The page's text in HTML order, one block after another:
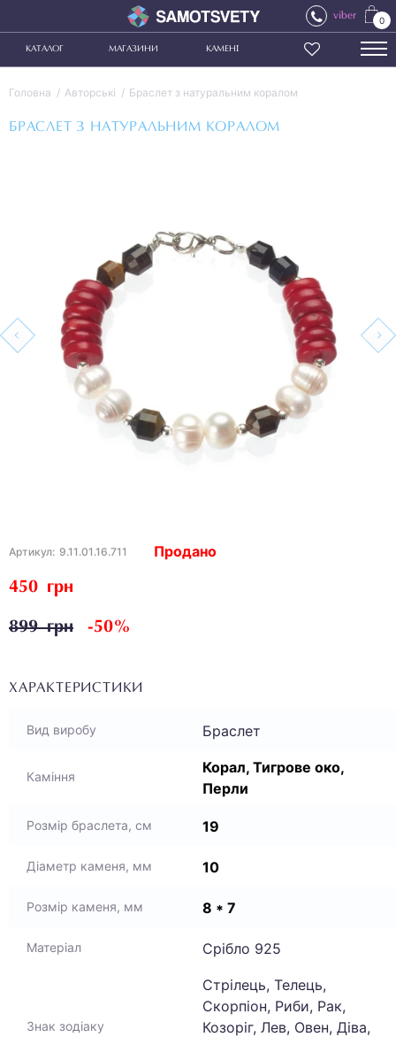
viber 0
КАТАЛОГ МАГАЗИНИ КАМЕНІ
Головна Авторські Браслет з натуральним коралом
БРАСЛЕТ З НАТУРАЛЬНИМ КОРАЛОМ
Артикул: 9.11.01.16.711
450 грн
899 грн -50%
Продано
ХАРАКТЕРИСТИКИ
Вид виробу Браслет
Каміння
Корал, Тигрове око,
Перли
Розмір браслета, см 19
Діаметр каменя, мм 10
Розмір каменя, мм 8 * 7
Матеріал Срібло 925
Знак зодіаку
Стрілець, Телець,
Скорпіон, Риби, Рак,
Козоріг, Лев, Овен, Діва,